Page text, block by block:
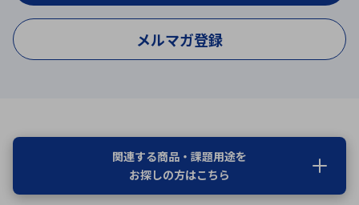
メルマガ登録
関連する商品・課題用途を
お探しの方はこちら